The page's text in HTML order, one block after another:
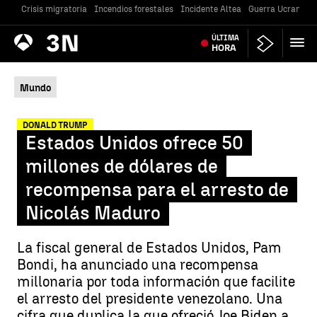
Crisis migratoria Incendios forestales Incidente Altea Guerra Ucrania
Antena
3 Noticias ÚLTIMA
HORA
Mundo
DONALD TRUMP
Estados Unidos ofrece 50
millones de dólares de
recompensa para el arresto de
Nicolás Maduro
La fiscal general de Estados Unidos, Pam
Bondi, ha anunciado una recompensa
millonaria por toda información que facilite
el arresto del presidente venezolano. Una